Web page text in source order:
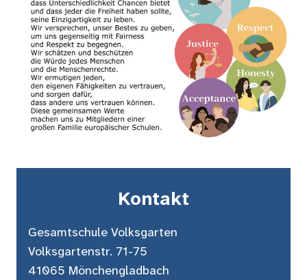
Kontakt
Gesamtschule Volksgarten
Volksgartenstr. 71-75
41065 Mönchengladbach